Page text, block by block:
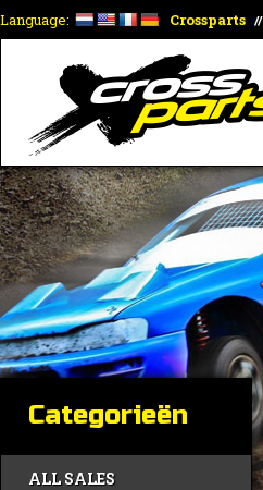
Language: Crossparts //
Categorieën
ALL SALES